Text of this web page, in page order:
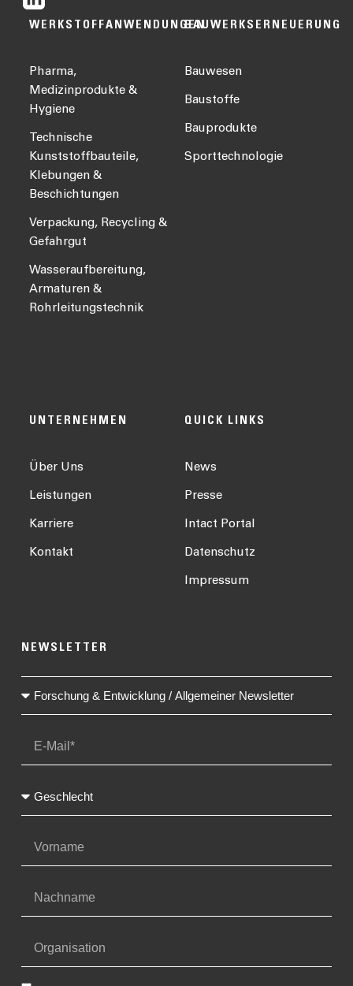
WERKSTOFFANWENDUNGEN
Pharma,
Medizinprodukte &
Hygiene
Technische
Kunststoffbauteile,
Klebungen &
Beschichtungen
Verpackung, Recycling &
Gefahrgut
Wasseraufbereitung,
Armaturen &
Rohrleitungstechnik
BAUWERKSERNEUERUNG
Bauwesen
Baustoffe
Bauprodukte
Sporttechnologie
UNTERNEHMEN
Über Uns
Leistungen
Karriere
Kontakt
QUICK LINKS
News
Presse
Intact Portal
Datenschutz
Impressum
NEWSLETTER